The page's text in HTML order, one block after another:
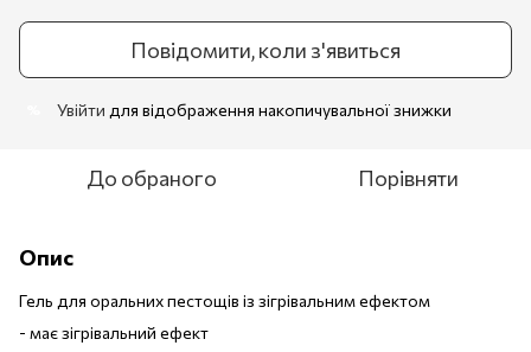
Повідомити, коли з'явиться
Увійти для відображення накопичувальної знижки
До обраного Порівняти
Опис
Гель для оральних пестощів із зігрівальним ефектом
- має зігрівальний ефект